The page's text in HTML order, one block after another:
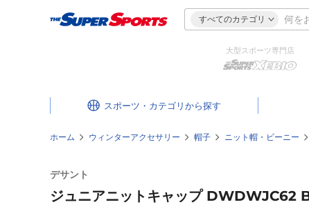
すべてのカテゴリ
大型スポーツ専門店
スポーツ・カテゴリ
ホーム ウィンターアクセサリー 帽子 ニット帽・ビーニー
デサント
ジュニアニットキャップ DWDWJC62